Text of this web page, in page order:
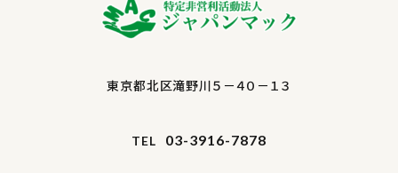
東京都北区滝野川５－４０－１３
TEL 03-3916-7878